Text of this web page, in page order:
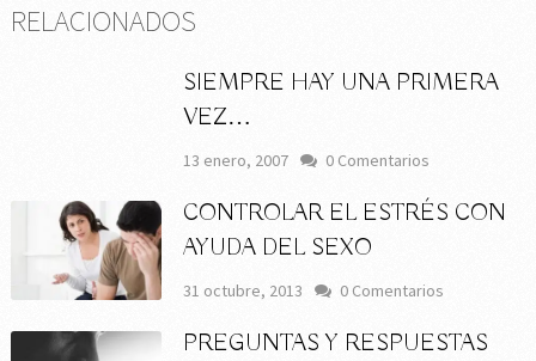
RELACIONADOS
SIEMPRE HAY UNA PRIMERA
VEZ…
13 enero, 2007 0 Comentarios
CONTROLAR EL ESTRÉS CON
AYUDA DEL SEXO
31 octubre, 2013 0 Comentarios
PREGUNTAS Y RESPUESTAS